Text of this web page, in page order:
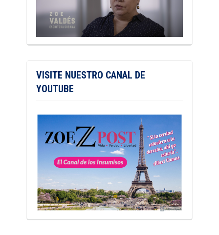
VISITE NUESTRO CANAL DE
YOUTUBE